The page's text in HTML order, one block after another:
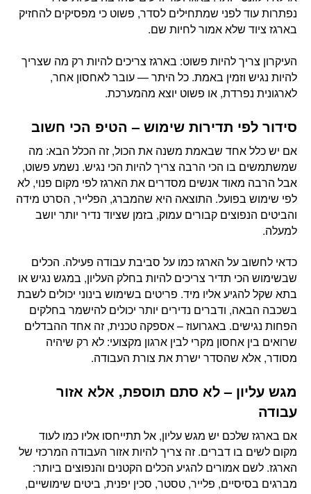
נפתרות עוד לפני שמתחילים לסדר, פשוט כי מפסיקים להחזיק
בארגז ציוד שלא אמור לחיות שם.
העיקרון צריך להיות פשוט: בארגז צריכים להיות רק מה שצריך
להיות נגיש וזמין באמת. כל היתר — עובר לאחסון אחר,
לארגונית נפרדת, או פשוט יוצא מהמערכת.
סידור לפי תדירות שימוש – הטיפ הכי חשוב
אם יש כלל אחד שבאמת משנה את הכול, זה הכלל הבא: מה
שמשתמשים בו הכי הרבה צריך להיות הכי נגיש. נשמע פשוט,
אבל הרבה מאוד אנשים מסדרים את הארגז לפי מקום פנוי, לא
לפי שימוש בפועל. התוצאה היא שהמברג, הפלייר, הסרט מידה
והביטים הנפוצים קבורים עמוק, בזמן שציוד נדיר יותר יושב
למעלה.
כדאי לחשוב על הארגז כמו על סביבת עבודה פעילה. הכלים
שבשימוש הכי תדיר צריכים להיות בחלק העליון, במגש נגיש או
בתא שקל להגיע אליו מיד. פריטים בשימוש בינוני יכולים לשבת
בשכבה הבאה, ודברים נדירים יותר יכולים להישמר בחלקים
הפחות נגישים. באגרועוז – אספקה טכנית, זה אחד ההבדלים
שרואים בין אחסון מקרי לבין ארגון מקצועי: לא רק שיהיה
מסודר, אלא שהסדר ישרת את צורת העבודה.
מגש עליון – לא סתם תוספת, אלא אזור
עבודה
אם בארגז שלכם יש מגש עליון, אל תתייחסו אליו כמו לעוד
מקום לשים בו דברים. זה צריך להיות אזור העבודה המרכזי של
הארגז. לשם אמורים להגיע הכלים הקטנים והנפוצים ביותר:
מברגים בסיסיים, פלייר, טסטר, סכין יפנית, ביטים שימושיים,